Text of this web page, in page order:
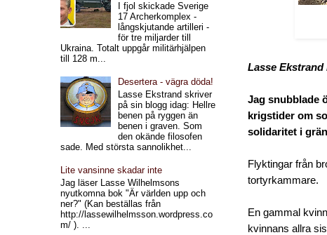
Lasse Ekstrand
Jag snubblade
krigstider om
solidaritet i
Flyktingar från
tortyrkammare.
En gammal
kvinnans allra
I fjol skickade Sverige
17 Archerkomplex -
långskjutande artilleri -
för tre miljarder till
Ukraina. Totalt uppgår militärhjälpen
till 128 m...
Desertera - vägra döda!
Lasse Ekstrand skriver
på sin blogg idag: Hellre
benen på ryggen än
benen i graven. Som
den okände filosofen
sade. Med största sannolikhet...
Lite vansinne skadar inte
Jag läser Lasse Wilhelmsons
nyutkomna bok "Är världen upp och
ner?" (Kan beställas från
http://lassewilhelmsson.wordpress.co
m/ ). ...